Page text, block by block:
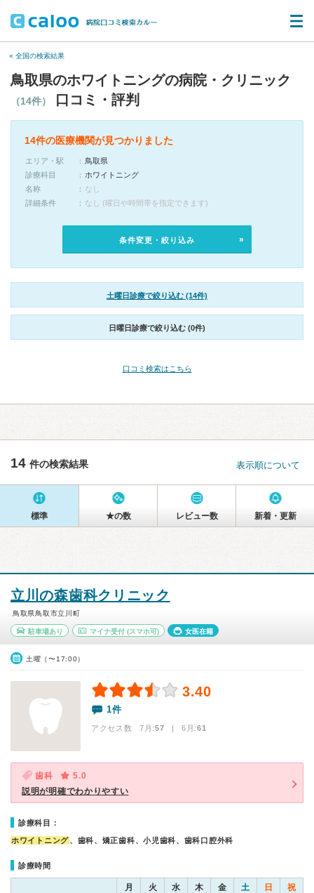
« 全国の検索結果
鳥取県のホワイトニングの病院・クリニック
（14件） 口コミ・評判
14件の医療機関が見つかりました
エリア・駅
鳥取県
診療科目
ホワイトニング
名称
なし
詳細条件
なし (曜日や時間帯を指定できます)
条件変更・絞り込み
土曜日診療で絞り込む (14件)
日曜日診療で絞り込む (0件)
口コミ検索はこちら
14 件の検索結果 表示順について
標準 ★の数 レビュー数 新着・更新
立川の森歯科クリニック
鳥取県鳥取市立川町
駐車場あり マイナ受付(スマホ可) 女医在籍
土曜（〜17:00）
3.40
1件
アクセス数 7月:57 | 6月:61
歯科
5.0
説明が明確でわかりやすい
診療科目：
ホワイトニング、歯科、矯正歯科、小児歯科、歯科口腔外科
診療時間
月 火 水 木 金 土 日 祝